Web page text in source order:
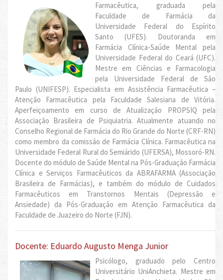
Farmacêutica, graduada pela
Faculdade de Farmácia da
Universidade Federal do Espírito
Santo (UFES). Doutoranda em
Farmácia Clínica-Saúde Mental pela
Universidade Federal do Ceará (UFC).
Mestre em Ciências e Farmacologia
pela Universidade Federal de São
Paulo (UNIFESP). Especialista em Assistência Farmacêutica –
Atenção Farmacêutica pela Faculdade Salesiana de Vitória.
Aperfeiçoamento em curso de Atualização PROPSIQ pela
Associação Brasileira de Psiquiatria. Atualmente atuando no
Conselho Regional de Farmácia do Rio Grande do Norte (CRF-RN)
como membro da comissão de Farmácia Clínica. Farmacêutica na
Universidade Federal Rural do Semiárido (UFERSA), Mossoró-RN.
Docente do módulo de Saúde Mental na Pós-Graduação Farmácia
Clínica e Serviços Farmacêuticos da ABRAFARMA (Associação
Brasileira de Farmácias), e também do módulo de Cuidados
Farmacêuticos em Transtornos Mentais (Depressão e
Ansiedade) da Pós-Graduação em Atenção Farmacêutica da
Faculdade de Juazeiro do Norte (FJN).
Docente: Eduardo Augusto Menga Junior
Psicólogo, graduado pelo Centro
Universitário UniAnchieta. Mestre em